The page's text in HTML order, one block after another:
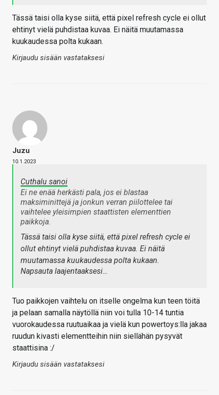
Tässä taisi olla kyse siitä, että pixel refresh cycle ei ollut
ehtinyt vielä puhdistaa kuvaa. Ei näitä muutamassa
kuukaudessa polta kukaan.
Kirjaudu sisään vastataksesi
Juzu
10.1.2023
Cuthalu sanoi
Ei ne enää herkästi pala, jos ei blastaa
maksiminittejä ja jonkun verran piilottelee tai
vaihtelee yleisimpien staattisten elementtien
paikkoja.
Tässä taisi olla kyse siitä, että pixel refresh cycle ei
ollut ehtinyt vielä puhdistaa kuvaa. Ei näitä
muutamassa kuukaudessa polta kukaan.
Napsauta laajentaaksesi…
Tuo paikkojen vaihtelu on itselle ongelma kun teen töitä
ja pelaan samalla näytöllä niin voi tulla 10-14 tuntia
vuorokaudessa ruutuaikaa ja vielä kun powertoys:lla jakaa
ruudun kivasti elementteihin niin siellähän pysyvät
staattisina :/
Kirjaudu sisään vastataksesi